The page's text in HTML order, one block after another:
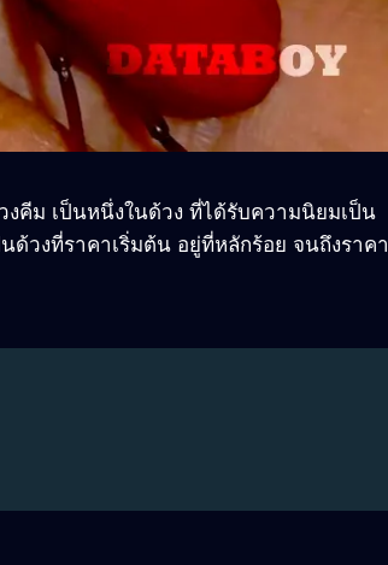
คีม เป็นหนึ่งในด้วง ที่ได้รับความนิยมเป็น
ด้วงที่ราคาเริ่มต้น อยู่ที่หลักร้อย จนถึงราคา